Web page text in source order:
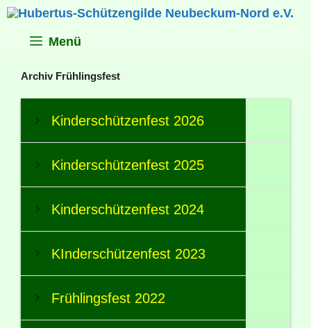
Zum
Inhalt
Menü
Archiv Frühlingsfest
Kinderschützenfest 2026
Kinderschützenfest 2025
Kinderschützenfest 2024
KInderschützenfest 2023
Frühlingsfest 2022